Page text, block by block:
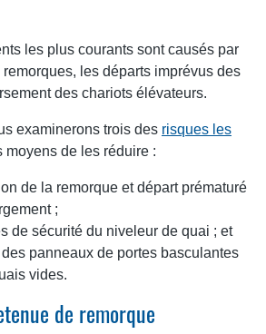
les plus courants sont causés par
remorques, les départs imprévus des
des chariots élévateurs.
examinerons trois des risques les
moyens de les réduire :
de la remorque et départ prématuré
;
de sécurité du niveleur de quai ; et
panneaux de portes basculantes
vides.
de remorque